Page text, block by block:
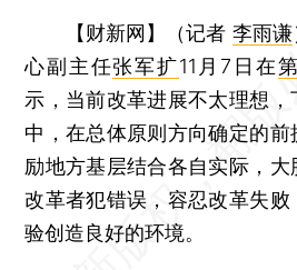
【财新网】（记者 李雨谦
心副主任张军扩11月7日在
示，当前改革进展不太理想
中，在总体原则方向确定的
励地方基层结合各自实际，
改革者犯错误，容忍改革失
验创造良好的环境。